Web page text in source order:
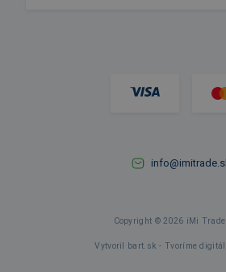
Copyright © 2026 iMi
Vytvoril bart.sk - Tvoríme